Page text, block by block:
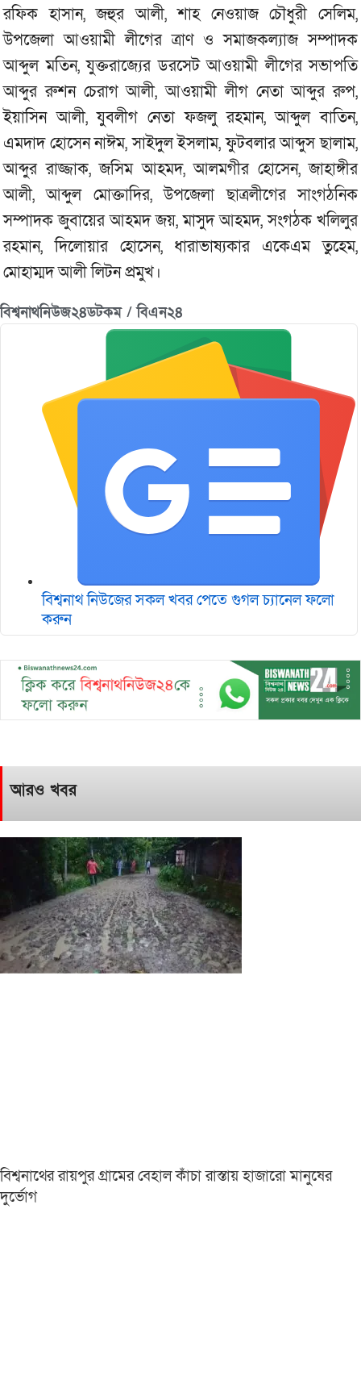
রফিক হাসান, জহুর আলী, শাহ নেওয়াজ চৌধুরী সেলিম,
উপজেলা আওয়ামী লীগের ত্রাণ ও সমাজকল্যাজ সম্পাদক
আব্দুল মতিন, যুক্তরাজ্যের ডরসেট আওয়ামী লীগের সভাপতি
আব্দুর রুশন চেরাগ আলী, আওয়ামী লীগ নেতা আব্দুর রুপ,
ইয়াসিন আলী, যুবলীগ নেতা ফজলু রহমান, আব্দুল বাতিন,
এমদাদ হোসেন নাঈম, সাইদুল ইসলাম, ফুটবলার আব্দুস ছালাম,
আব্দুর রাজ্জাক, জসিম আহমদ, আলমগীর হোসেন, জাহাঙ্গীর
আলী, আব্দুল মোক্তাদির, উপজেলা ছাত্রলীগের সাংগঠনিক
সম্পাদক জুবায়ের আহমদ জয়, মাসুদ আহমদ, সংগঠক খলিলুর
রহমান, দিলোয়ার হোসেন, ধারাভাষ্যকার একেএম তুহেম,
মোহাম্মদ আলী লিটন প্রমুখ।
বিশ্বনাথনিউজ২৪ডটকম / বিএন২৪
বিশ্বনাথ নিউজের সকল খবর পেতে গুগল চ‌্যানেল ফলো
করুন
আরও খবর
বিশ্বনাথের রায়পুর গ্রামের বেহাল কাঁচা রাস্তায় হাজারো মানুষের
দুর্ভোগ